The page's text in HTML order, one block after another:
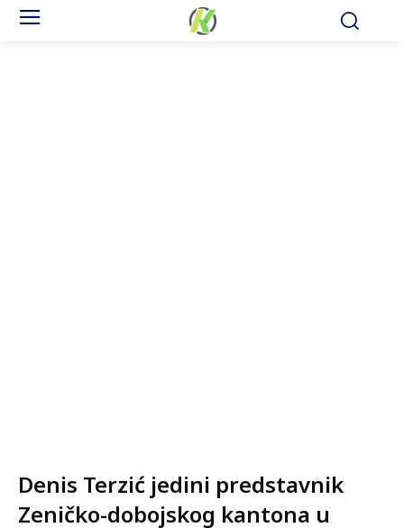
Denis Terzić jedini predstavnik
Zeničko-dobojskog kantona u